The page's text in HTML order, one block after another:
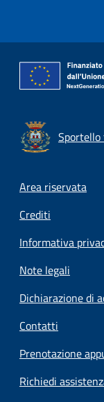
Footer
Area riservata
Crediti
Informativa
Note legali
Dichiarazione di
Contatti
Prenotazione
Richiedi